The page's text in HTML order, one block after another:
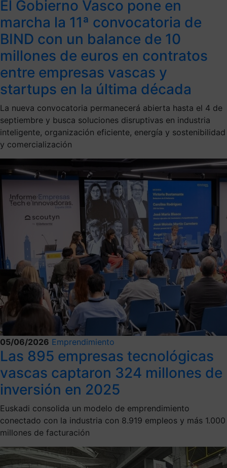
El Gobierno Vasco pone en
marcha la 11ª convocatoria de
BIND con un balance de 10
millones de euros en contratos
entre empresas vascas y
startups en la última década
La nueva convocatoria permanecerá abierta hasta el 4 de
septiembre y busca soluciones disruptivas en industria
inteligente, organización eficiente, energía y sostenibilidad
y comercialización
05/06/2026 Emprendimiento
Las 895 empresas tecnológicas
vascas captaron 324 millones de
inversión en 2025
Euskadi consolida un modelo de emprendimiento
conectado con la industria con 8.919 empleos y más 1.000
millones de facturación